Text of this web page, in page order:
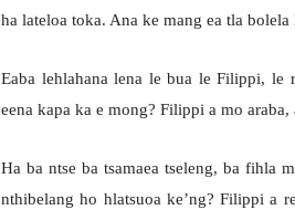
ha lateloa toka. Ana ke mang ea tla
Eaba lehlahana lena le bua le Filippi, le
eena kapa ka e mong? Filippi a mo
Ha ba ntse ba tsamaea tseleng, ba fihla
nthibelang ho hlatsuoa ke’ng? Filippi a